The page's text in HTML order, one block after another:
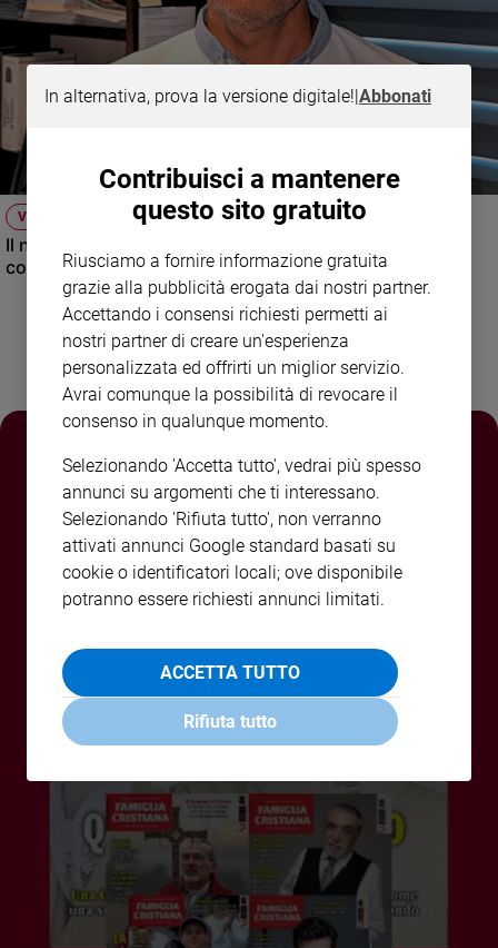
e
Adolescenza
Bioetica
Vai
Riflessioni
Foto
Video
Podcast
Privacy
Policy
Contatti
Pubblicità
Registrati
Redazione
VIDEO
Il nuovo numero di Famiglia Cristiana raccontato dal
condirettore.
In alternativa, prova la versione digitale!|Abbonati
Contribuisci a mantenere
questo sito gratuito
Riusciamo a fornire informazione gratuita
grazie alla pubblicità erogata dai nostri partner.
Accettando i consensi richiesti permetti ai
nostri partner di creare un'esperienza
personalizzata ed offrirti un miglior servizio.
Avrai comunque la possibilità di revocare il
consenso in qualunque momento.
Selezionando 'Accetta tutto', vedrai più spesso
annunci su argomenti che ti interessano.
Selezionando 'Rifiuta tutto', non verranno
attivati annunci Google standard basati su
cookie o identificatori locali; ove disponibile
potranno essere richiesti annunci limitati.
ACCETTA TUTTO
Rifiuta tutto